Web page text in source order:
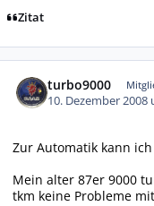
Zitat
turbo9000
10. Dezember 2008
Zur Automatik kann
Mein alter 87er 9000
tkm keine Probleme